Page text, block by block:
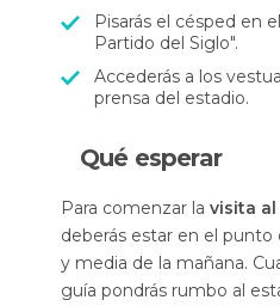
Pisarás el césped en
Partido del Siglo".
Accederás a los
prensa del estadio.
Qué esperar
Para comenzar la visita
deberás estar en el
y media de la mañana.
guía pondrás rumbo al